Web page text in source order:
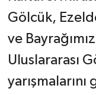
Gölcük,
ve
Uluslararası
yarışmalarını